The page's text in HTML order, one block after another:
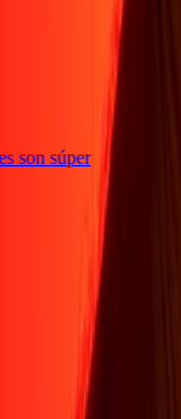
son súper
Blog